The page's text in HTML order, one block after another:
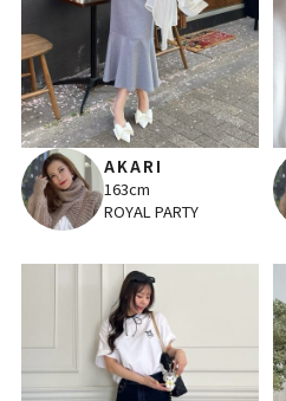
AKARI
163cm
ROYAL PARTY